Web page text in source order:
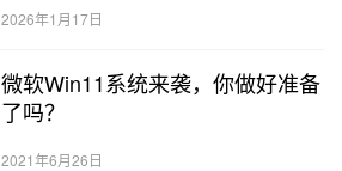
2026年1月17日
微软Win11系统来袭，你做好准备
了吗？
2021年6月26日